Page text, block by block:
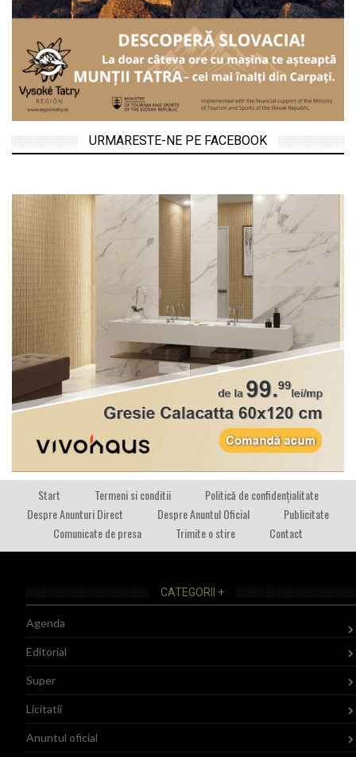
URMARESTE-NE PE FACEBOOK
Start Termeni si conditii
Politică de confidențialitate
Despre Anunturi Direct
Despre Anuntul Oficial
Publicitate
Comunicate de presa
Trimite o stire Contact
CATEGORII +
Agenda
Editorial
Super
Licitatii
Anuntul oficial